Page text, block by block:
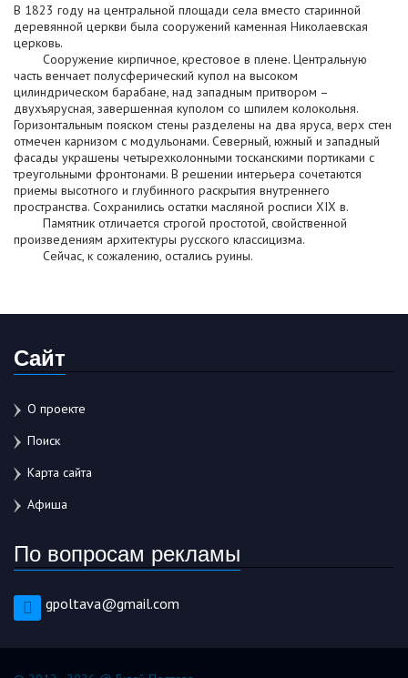
В 1823 году на центральной площади села вместо старинной
деревянной церкви была сооружений каменная Николаевская
церковь.
Сооружение кирпичное, крестовое в плене. Центральную
часть венчает полусферический купол на высоком
цилиндрическом барабане, над западным притвором –
двухъярусная, завершенная куполом со шпилем колокольня.
Горизонтальным пояском стены разделены на два яруса, верх стен
отмечен карнизом с модульонами. Северный, южный и западный
фасады украшены четырехколонными тосканскими портиками с
треугольными фронтонами. В решении интерьера сочетаются
приемы высотного и глубинного раскрытия внутреннего
пространства. Сохранились остатки масляной росписи XIX в.
Памятник отличается строгой простотой, свойственной
произведениям архитектуры русского классицизма.
Сейчас, к сожалению, остались руины.
Сайт
О проекте
Поиск
Карта сайта
Афиша
По вопросам рекламы
gpoltava@gmail.com